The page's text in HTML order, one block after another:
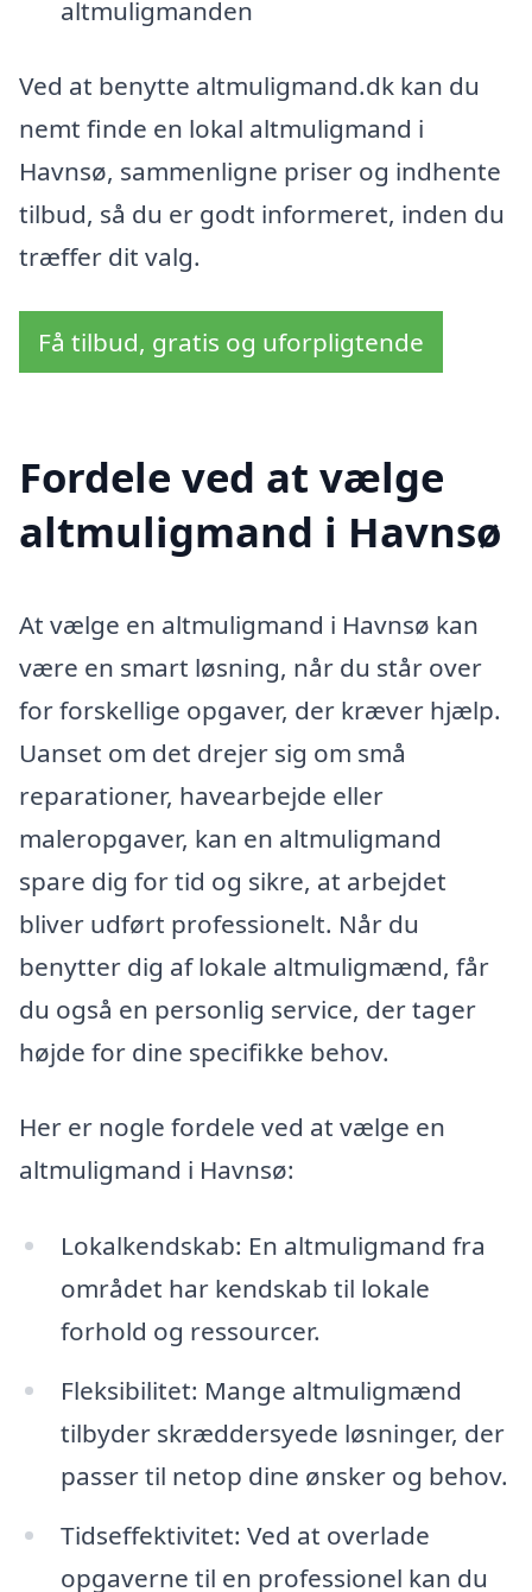
altmuligmanden
Ved at benytte altmuligmand.dk kan du
nemt finde en lokal altmuligmand i
Havnsø, sammenligne priser og indhente
tilbud, så du er godt informeret, inden du
træffer dit valg.
Få tilbud, gratis og uforpligtende
Fordele ved at vælge
altmuligmand i Havnsø
At vælge en altmuligmand i Havnsø kan
være en smart løsning, når du står over
for forskellige opgaver, der kræver hjælp.
Uanset om det drejer sig om små
reparationer, havearbejde eller
maleropgaver, kan en altmuligmand
spare dig for tid og sikre, at arbejdet
bliver udført professionelt. Når du
benytter dig af lokale altmuligmænd, får
du også en personlig service, der tager
højde for dine specifikke behov.
Her er nogle fordele ved at vælge en
altmuligmand i Havnsø:
Lokalkendskab: En altmuligmand fra
området har kendskab til lokale
forhold og ressourcer.
Fleksibilitet: Mange altmuligmænd
tilbyder skræddersyede løsninger, der
passer til netop dine ønsker og behov.
Tidseffektivitet: Ved at overlade
opgaverne til en professionel kan du